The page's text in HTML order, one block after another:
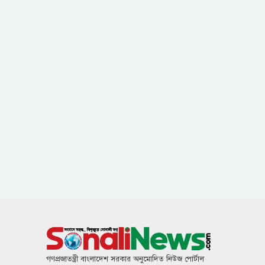
গণপ্রজাতন্ত্রী বাংলাদেশ সরকার অনুমোদিত নিউজ পোর্টাল